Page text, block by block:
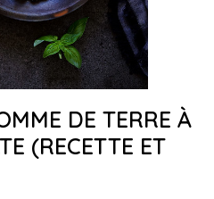
DE TERRE À
(RECETTE ET